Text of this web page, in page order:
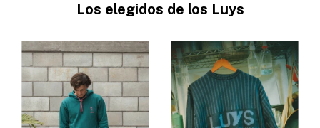
Los elegidos de los Luys